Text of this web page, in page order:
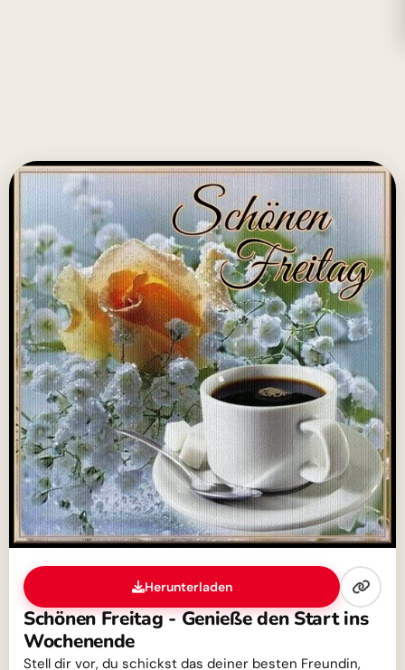
Herunterladen
Schönen Freitag - Genieße den Start ins
Wochenende
Stell dir vor, du schickst das deiner besten Freundin,